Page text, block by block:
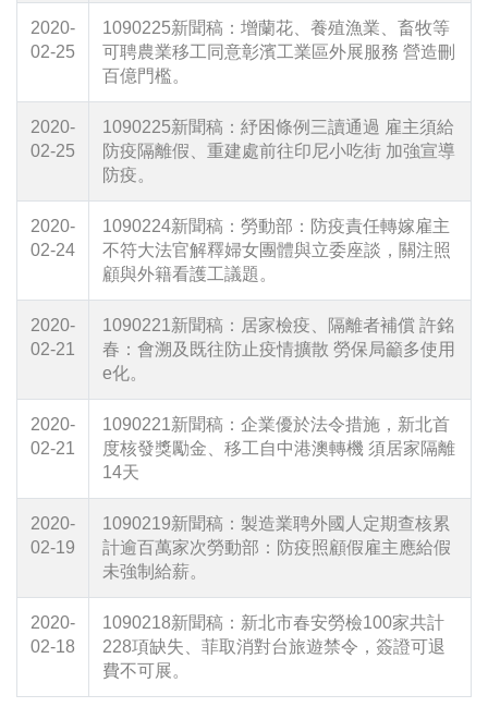
2020-
02-25
1090225新聞稿：增蘭花、養殖漁業、畜牧等
可聘農業移工同意彰濱工業區外展服務 營造刪
百億門檻。
2020-
02-25
1090225新聞稿：紓困條例三讀通過 雇主須給
防疫隔離假、重建處前往印尼小吃街 加強宣導
防疫。
2020-
02-24
1090224新聞稿：勞動部：防疫責任轉嫁雇主
不符大法官解釋婦女團體與立委座談，關注照
顧與外籍看護工議題。
2020-
02-21
1090221新聞稿：居家檢疫、隔離者補償 許銘
春：會溯及既往防止疫情擴散 勞保局籲多使用
e化。
2020-
02-21
1090221新聞稿：企業優於法令措施，新北首
度核發獎勵金、移工自中港澳轉機 須居家隔離
14天
2020-
02-19
1090219新聞稿：製造業聘外國人定期查核累
計逾百萬家次勞動部：防疫照顧假雇主應給假
未強制給薪。
2020-
02-18
1090218新聞稿：新北市春安勞檢100家共計
228項缺失、菲取消對台旅遊禁令，簽證可退
費不可展。